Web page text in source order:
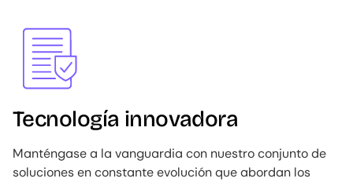
Image
Tecnología innovadora
Manténgase a la vanguardia con nuestro conjunto de
soluciones en constante evolución que abordan los